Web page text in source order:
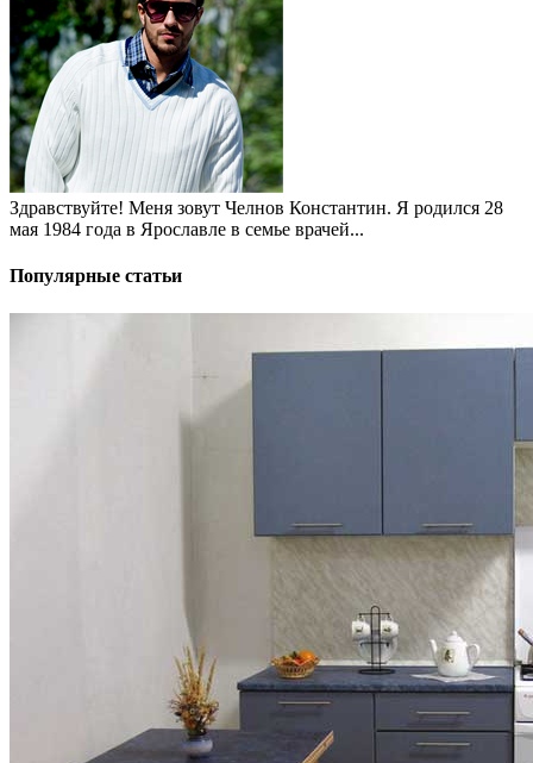
Здравствуйте! Меня зовут Челнов Константин. Я родился 28
мая 1984 года в Ярославле в семье врачей...
Популярные статьи